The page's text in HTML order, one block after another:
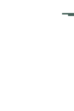
菜